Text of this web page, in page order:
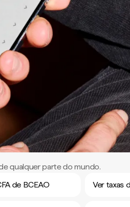
qualquer parte do mundo.
de BCEAO
Ver taxas